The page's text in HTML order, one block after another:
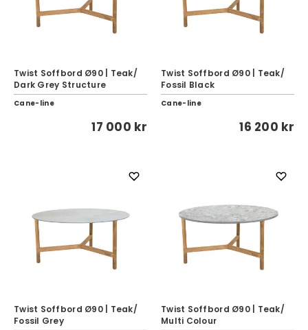
Twist Soffbord Ø90 | Teak/
Dark Grey Structure
Cane-line
17 000 kr
Twist Soffbord Ø90 | Teak/
Fossil Black
Cane-line
16 200 kr
Twist Soffbord Ø90 | Teak/
Fossil Grey
Twist Soffbord Ø90 | Teak/
Multi Colour